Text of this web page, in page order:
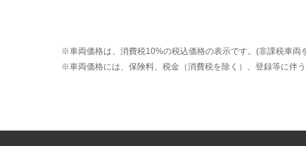
※車両価格は、消費税10%の税込価格の表示です。(非課税車両
※車両価格には、保険料、税金（消費税を除く）、登録等に伴う